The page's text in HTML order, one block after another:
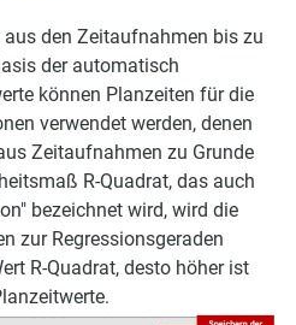
aus den Zeitaufnahmen bis zu
der automatisch
können Planzeiten für die
verwendet werden, denen
Zeitaufnahmen zu Grunde
R-Quadrat, das auch
bezeichnet wird, wird die
zur Regressionsgeraden
R-Quadrat, desto höher ist